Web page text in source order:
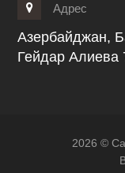
Адрес
Азербайджан,
Гейдар Алиева
2026 ©